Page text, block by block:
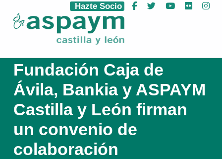
ASPAYM Castilla y León
Hazte Socio Facebook
Twitter YouTube
Flickr
Fundación Caja de
Ávila, Bankia y ASPAYM
Castilla y León firman
un convenio de
colaboración